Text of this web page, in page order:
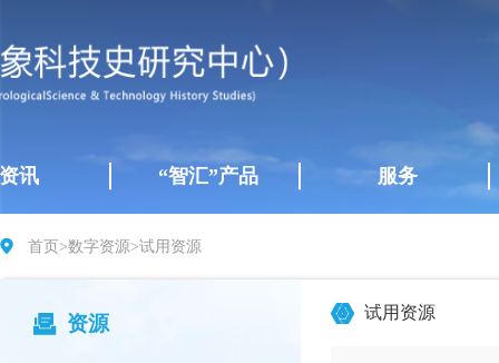
讯 “智汇”产品 服务
首页>数字资源>试用资源
资源 试用资源